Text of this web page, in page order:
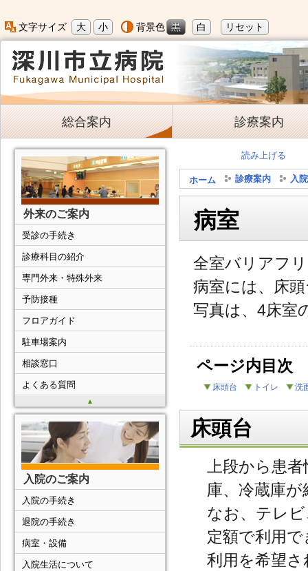
文字サイズ 大 小 背景色 黒 白 リセット
総合案内 診療案内
読み上げる
ホーム 診療案内 入
病室
全室バリアフ
病室には、床
写真は、4床室
ページ内目次
床頭台 トイレ 洗
床頭台
上段から患
庫、冷蔵庫
なお、テレ
定額で利用
利用を希望
外来のご案内
▲
受診の手続き
診療科目の紹介
専門外来・特殊外来
予防接種
フロアガイド
駐車場案内
相談窓口
よくある質問
入院のご案内
入院の手続き
退院の手続き
病室・設備
入院生活について